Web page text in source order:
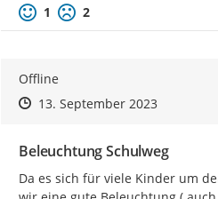
Positive Bewertung
1 Negative Bewertung
2
Offline
Zeitpunkt des Erstellens
Zeitpunkt des Erstellens
13. September 2023Zur
Beleuchtung Schulweg
Da es sich für viele Kinder um